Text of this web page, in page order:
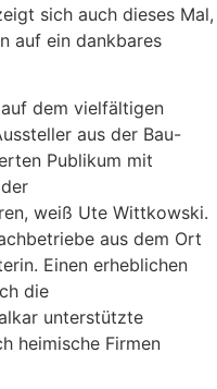
sich auch dieses Mal,
auf ein dankbares
dem vielfältigen
aus der Bau-
Publikum mit
weiß Ute Wittkowski.
aus dem Ort
Einen erheblichen
die
unterstützte
heimische Firmen